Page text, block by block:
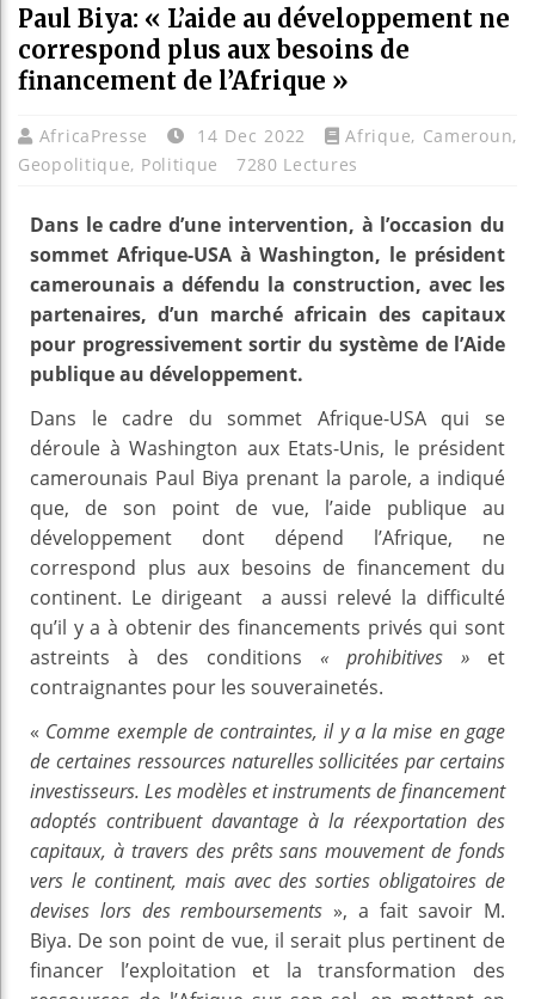
Paul Biya: « L’aide au développement ne
correspond plus aux besoins de
financement de l’Afrique »
AfricaPresse 14 Dec 2022 Afrique, Cameroun,
Geopolitique, Politique 7280 Lectures
Dans le cadre d’une intervention, à l’occasion du
sommet Afrique-USA à Washington, le président
camerounais a défendu la construction, avec les
partenaires, d’un marché africain des capitaux
pour progressivement sortir du système de l’Aide
publique au développement.
Dans le cadre du sommet Afrique-USA qui se
déroule à Washington aux Etats-Unis, le président
camerounais Paul Biya prenant la parole, a indiqué
que, de son point de vue, l’aide publique au
développement dont dépend l’Afrique, ne
correspond plus aux besoins de financement du
continent. Le dirigeant a aussi relevé la difficulté
qu’il y a à obtenir des financements privés qui sont
astreints à des conditions « prohibitives » et
contraignantes pour les souverainetés.
« Comme exemple de contraintes, il y a la mise en gage
de certaines ressources naturelles sollicitées par certains
investisseurs. Les modèles et instruments de financement
adoptés contribuent davantage à la réexportation des
capitaux, à travers des prêts sans mouvement de fonds
vers le continent, mais avec des sorties obligatoires de
devises lors des remboursements », a fait savoir M.
Biya. De son point de vue, il serait plus pertinent de
financer l’exploitation et la transformation des